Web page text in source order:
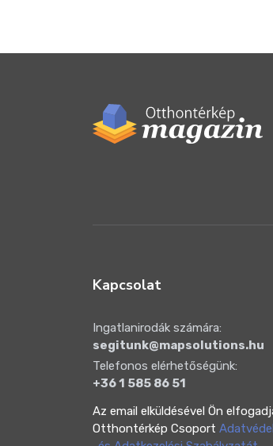
Kapcsolat
Ingatlanirodák számára:
segitunk@mapsolutions.hu
Telefonos elérhetőségünk:
+36 1 585 86 51
Az email elküldésével Ön
Otthontérkép Csoport